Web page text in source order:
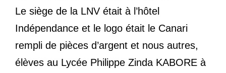
Le siège de la LNV était à l’hôtel
Indépendance et le logo était le Canari
rempli de pièces d’argent et nous autres,
élèves au Lycée Philippe Zinda KABORE à